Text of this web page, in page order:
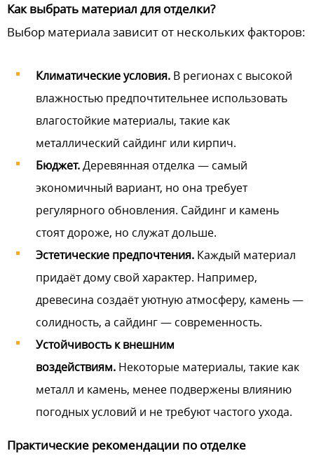
Как выбрать материал для отделки?
Выбор материала зависит от нескольких факторов:
Климатические условия. В регионах с высокой
влажностью предпочтительнее использовать
влагостойкие материалы, такие как
металлический сайдинг или кирпич.
Бюджет.Деревянная отделка — самый
экономичный вариант, но она требует
регулярного обновления. Сайдинг и камень
стоят дороже, но служат дольше.
Эстетические предпочтения. Каждый материал
придаёт дому свой характер. Например,
древесина создаёт уютную атмосферу, камень —
солидность, а сайдинг — современность.
Устойчивость к внешним
воздействиям. Некоторые материалы, такие как
металл и камень, менее подвержены влиянию
погодных условий и не требуют частого ухода.
Практические рекомендации по отделке